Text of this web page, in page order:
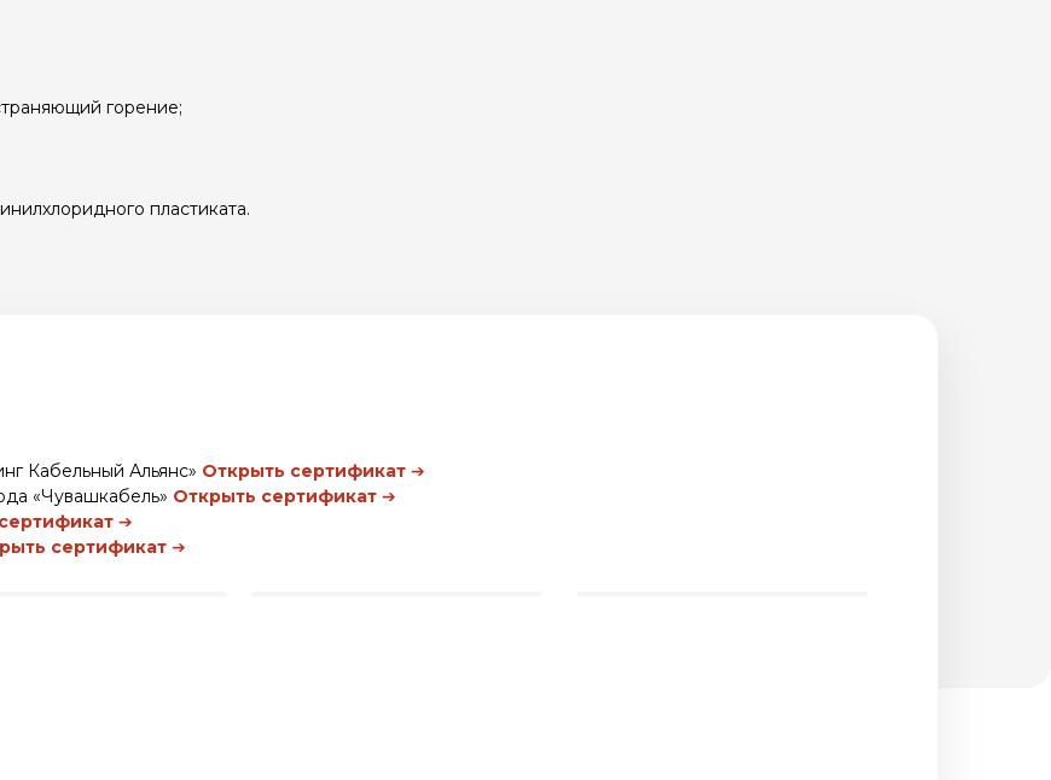
горение;
пластиката.
Кабельный Альянс» Открыть сертификат ➔
«Чувашкабель» Открыть сертификат ➔
➔
сертификат ➔